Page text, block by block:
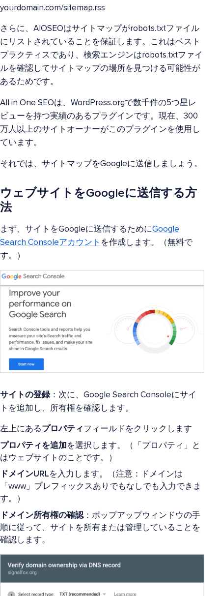
yourdomain.com/sitemap.rss
さらに、AIOSEOはサイトマップがrobots.txtファイル
にリストされていることを保証します。これはベスト
プラクティスであり、検索エンジンはrobots.txtファイ
ルを確認してサイトマップの場所を見つける可能性が
あるためです。
All in One SEOは、WordPress.orgで数千件の5つ星レ
ビューを持つ実績のあるプラグインです。現在、300
万人以上のサイトオーナーがこのプラグインを使用し
ています。
それでは、サイトマップをGoogleに送信しましょう。
ウェブサイトをGoogleに送信する方
法
まず、サイトをGoogleに送信するためにGoogle
Search Consoleアカウント を作成します。（無料で
す。）
サイトの登録：次に、Google Search Consoleにサイ
トを追加し、所有権を確認します。
左上にあるプロパティフィールドをクリックします
プロパティを追加 を選択します。（「プロパティ」と
はウェブサイトのことです。）
ドメインURLを入力します。（注意：ドメインは
「www」プレフィックスありでもなしでも入力できま
す。）
ドメイン所有権の確認：ポップアップウィンドウの手
順に従って、サイトを所有または管理していることを
確認します。